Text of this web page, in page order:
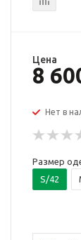
Цена
8
Нет в
Размер
S/42